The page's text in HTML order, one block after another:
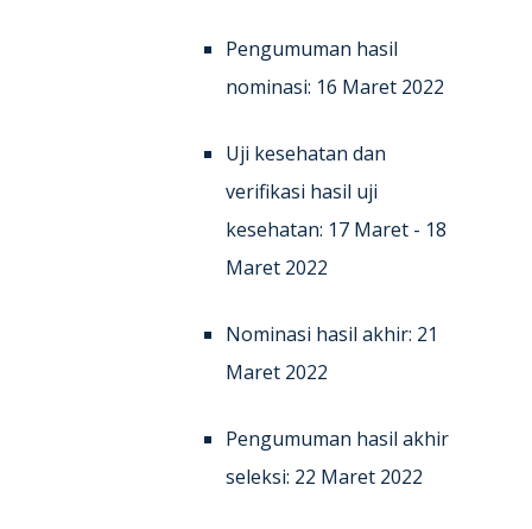
Pengumuman hasil
nominasi: 16 Maret 2022
Uji kesehatan dan
verifikasi hasil uji
kesehatan: 17 Maret - 18
Maret 2022
Nominasi hasil akhir: 21
Maret 2022
Pengumuman hasil akhir
seleksi: 22 Maret 2022